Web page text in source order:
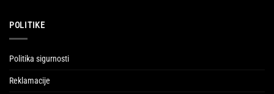
POLITIKE
Politika sigurnosti
Reklamacije